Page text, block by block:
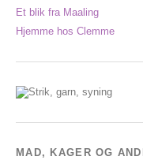
Et blik fra Maaling
Hjemme hos Clemme
MAD, KAGER OG